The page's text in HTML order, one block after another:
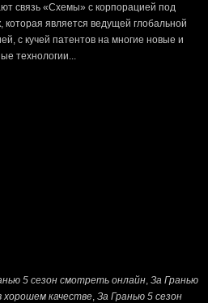
связь «Схемы» с корпорацией под
является ведущей глобальной
с кучей патентов на многие новые и
технологии...
5 сезон cмотреть онлайн, За Гранью
хорошем качестве За Гранью 5 сезон